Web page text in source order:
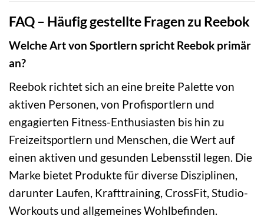
FAQ – Häufig gestellte Fragen zu Reebok
Welche Art von Sportlern spricht Reebok primär
an?
Reebok richtet sich an eine breite Palette von
aktiven Personen, von Profisportlern und
engagierten Fitness-Enthusiasten bis hin zu
Freizeitsportlern und Menschen, die Wert auf
einen aktiven und gesunden Lebensstil legen. Die
Marke bietet Produkte für diverse Disziplinen,
darunter Laufen, Krafttraining, CrossFit, Studio-
Workouts und allgemeines Wohlbefinden.